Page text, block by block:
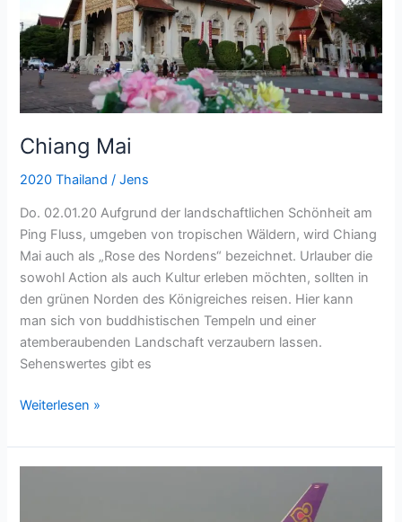
Chiang Mai
2020 Thailand /Jens
Do. 02.01.20 Aufgrund der landschaftlichen Schönheit am
Ping Fluss, umgeben von tropischen Wäldern, wird Chiang
Mai auch als „Rose des Nordens“ bezeichnet. Urlauber die
sowohl Action als auch Kultur erleben möchten, sollten in
den grünen Norden des Königreiches reisen. Hier kann
man sich von buddhistischen Tempeln und einer
atemberaubenden Landschaft verzaubern lassen.
Sehenswertes gibt es
Weiterlesen »